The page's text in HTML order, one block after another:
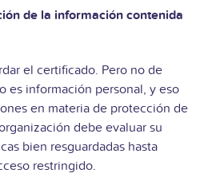
de la información contenida
el certificado. Pero no de
es información personal, y eso
en materia de protección de
debe evaluar su
bien resguardadas hasta
restringido.